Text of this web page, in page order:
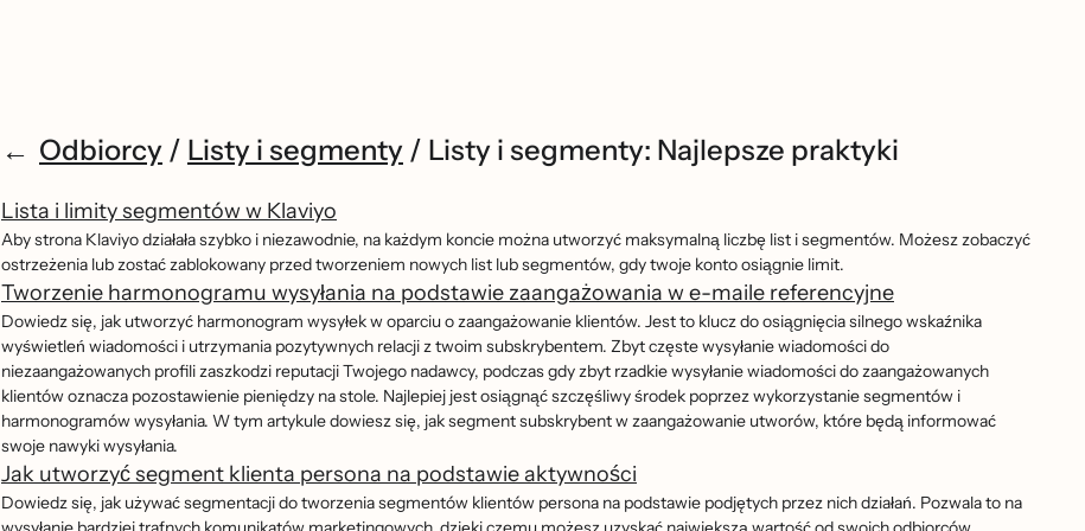
Odbiorcy / Listy i segmenty / Listy i segmenty: Najlepsze praktyki
Lista i limity segmentów w Klaviyo
Aby strona Klaviyo działała szybko i niezawodnie, na każdym koncie można utworzyć maksymalną liczbę list i segmentów. Możesz zobaczyć
ostrzeżenia lub zostać zablokowany przed tworzeniem nowych list lub segmentów, gdy twoje konto osiągnie limit.
Tworzenie harmonogramu wysyłania na podstawie zaangażowania w e-maile referencyjne
Dowiedz się, jak utworzyć harmonogram wysyłek w oparciu o zaangażowanie klientów. Jest to klucz do osiągnięcia silnego wskaźnika
wyświetleń wiadomości i utrzymania pozytywnych relacji z twoim subskrybentem. Zbyt częste wysyłanie wiadomości do
niezaangażowanych profili zaszkodzi reputacji Twojego nadawcy, podczas gdy zbyt rzadkie wysyłanie wiadomości do zaangażowanych
klientów oznacza pozostawienie pieniędzy na stole. Najlepiej jest osiągnąć szczęśliwy środek poprzez wykorzystanie segmentów i
harmonogramów wysyłania. W tym artykule dowiesz się, jak segment subskrybent w zaangażowanie utworów, które będą informować
swoje nawyki wysyłania.
Jak utworzyć segment klienta persona na podstawie aktywności
Dowiedz się, jak używać segmentacji do tworzenia segmentów klientów persona na podstawie podjętych przez nich działań. Pozwala to na